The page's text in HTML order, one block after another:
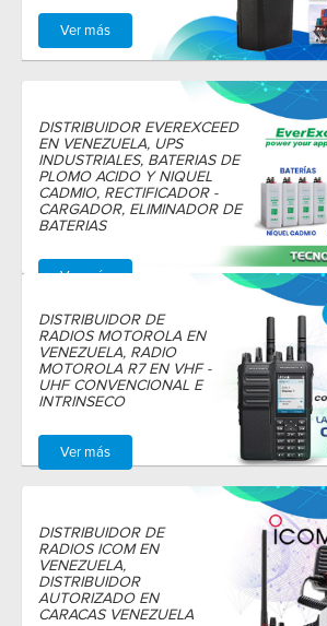
Ver más
DISTRIBUIDOR EVEREXCEED
EN VENEZUELA, UPS
INDUSTRIALES, BATERIAS DE
PLOMO ACIDO Y NIQUEL
CADMIO, RECTIFICADOR -
CARGADOR, ELIMINADOR DE
BATERIAS
Ver más
DISTRIBUIDOR DE
RADIOS MOTOROLA EN
VENEZUELA, RADIO
MOTOROLA R7 EN VHF -
UHF CONVENCIONAL E
INTRINSECO
Ver más
DISTRIBUIDOR DE
RADIOS ICOM EN
VENEZUELA,
DISTRIBUIDOR
AUTORIZADO EN
CARACAS VENEZUELA